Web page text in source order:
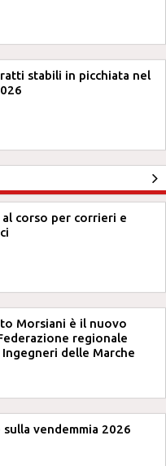
stabili in picchiata nel
corso per corrieri e
Morsiani è il nuovo
regionale
delle Marche
vendemmia 2026